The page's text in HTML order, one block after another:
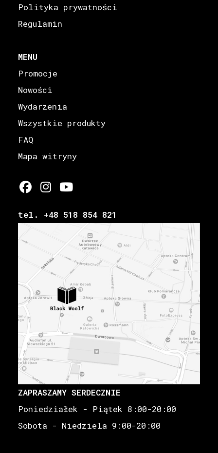
Polityka prywatności
Regulamin
MENU
Promocje
Nowości
Wydarzenia
Wszystkie produkty
FAQ
Mapa witryny
tel. +48 518 854 821
ZAPRASZAMY SERDECZNIE
Poniedziałek - Piątek 8:00-20:00
Sobota - Niedziela 9:00-20:00